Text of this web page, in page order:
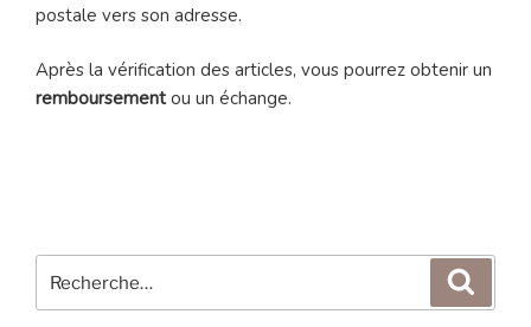
postale vers son adresse.
Après la vérification des articles, vous pourrez obtenir un
remboursementou un échange.
pour